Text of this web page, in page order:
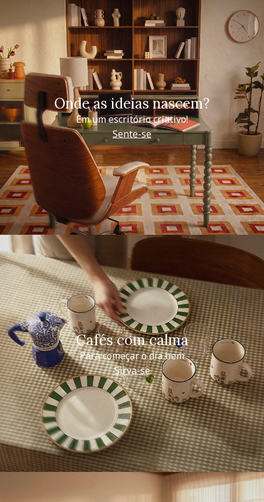
Onde as ideias nascem?
Em um escritório criativo!
Sente-se
Cafés com calma
Para começar o dia bem
Sirva-se